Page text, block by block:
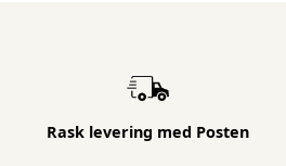
Rask levering med Posten